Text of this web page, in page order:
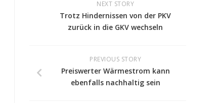
NEXT STORY
Trotz Hindernissen von der PKV
zurück in die GKV wechseln
PREVIOUS STORY
Preiswerter Wärmestrom kann
ebenfalls nachhaltig sein